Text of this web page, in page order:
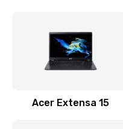
Acer Extensa 15